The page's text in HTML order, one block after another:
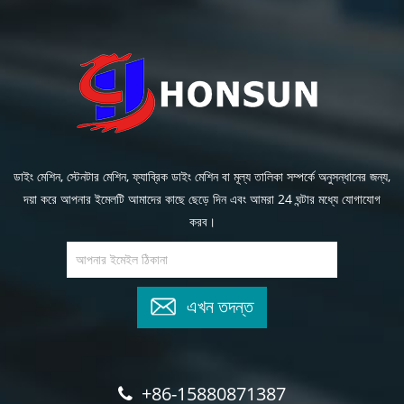
ডাইং মেশিন, স্টেনটার মেশিন, ফ্যাব্রিক ডাইং মেশিন বা মূল্য তালিকা সম্পর্কে অনুসন্ধানের জন্য,
দয়া করে আপনার ইমেলটি আমাদের কাছে ছেড়ে দিন এবং আমরা 24 ঘন্টার মধ্যে যোগাযোগ
করব।
এখন তদন্ত
+86-15880871387